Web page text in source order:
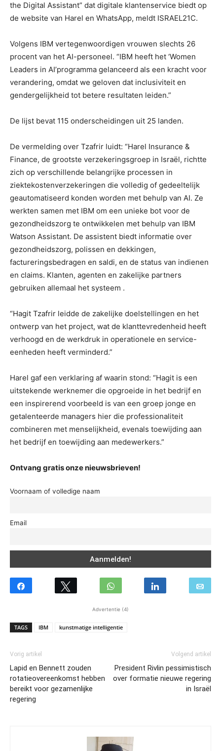
the Digital Assistant” dat digitale klantenservice biedt op
de website van Harel en WhatsApp, meldt ISRAEL21C.
Volgens IBM vertegenwoordigen vrouwen slechts 26
procent van het AI-personeel. “IBM heeft het ‘Women
Leaders in AI’programma gelanceerd als een kracht voor
verandering, omdat we geloven dat inclusiviteit en
gendergelijkheid tot betere resultaten leiden.”
De lijst bevat 115 onderscheidingen uit 25 landen.
De vermelding over Tzafrir luidt: “Harel Insurance &
Finance, de grootste verzekeringsgroep in Israël, richtte
zich op verschillende belangrijke processen in
ziektekostenverzekeringen die volledig of gedeeltelijk
geautomatiseerd konden worden met behulp van AI. Ze
werkten samen met IBM om een ​​unieke bot voor de
gezondheidszorg te ontwikkelen met behulp van IBM
Watson Assistant. De assistent biedt informatie over
gezondheidszorg, polissen en dekkingen,
factureringsbedragen en saldi, en de status van indienen
en claims. Klanten, agenten en zakelijke partners
gebruiken allemaal het systeem .
“Hagit Tzafrir leidde de zakelijke doelstellingen en het
ontwerp van het project, wat de klanttevredenheid heeft
verhoogd en de werkdruk in operationele en service-
eenheden heeft verminderd.”
Harel gaf een verklaring af waarin stond: “Hagit is een
uitstekende werknemer die opgroeide in het bedrijf en
een inspirerend voorbeeld is van een groep jonge en
getalenteerde managers hier die professionaliteit
combineren met menselijkheid, evenals toewijding aan
het bedrijf en toewijding aan medewerkers.”
Ontvang gratis onze nieuwsbrieven!
Voornaam of volledige naam
Email
Advertentie (4)
TAGS IBM kunstmatige intelligentie
Vorig artikel
Lapid en Bennett zouden
rotatieovereenkomst hebben
bereikt voor gezamenlijke
regering
Volgend artikel
President Rivlin pessimistisch
over formatie nieuwe regering
in Israël